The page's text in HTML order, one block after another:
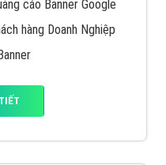
cáo Banner Google
hàng Doanh Nghiệp